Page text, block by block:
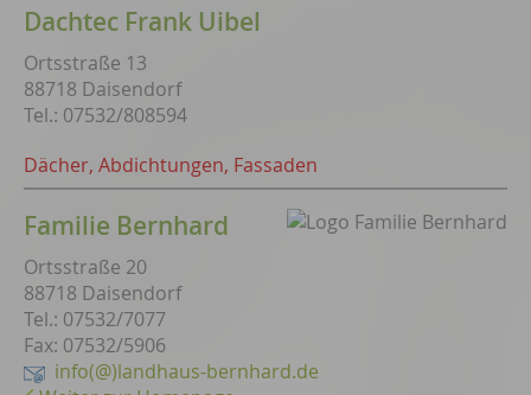
Dachtec Frank Uibel
Ortsstraße 13
88718 Daisendorf
Tel.: 07532/808594
Dächer, Abdichtungen, Fassaden
Familie Bernhard
Ortsstraße 20
88718 Daisendorf
Tel.: 07532/7077
Fax: 07532/5906
info(@)landhaus-bernhard.de